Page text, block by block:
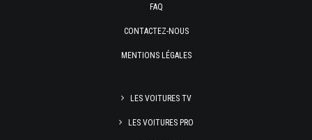
FAQ
CONTACTEZ-NOUS
MENTIONS LÉGALES
LES VOITURES TV
LES VOITURES PRO